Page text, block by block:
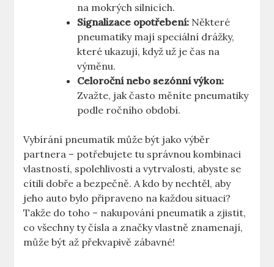
na mokrých silnicích.
Signalizace opotřebení: Některé
pneumatiky mají speciální drážky,
které ukazují, když už je čas na
výměnu.
Celoroční nebo sezónní výkon:
Zvažte, jak často měníte pneumatiky
podle ročního období.
Vybírání pneumatik může být jako výběr
partnera – potřebujete tu správnou kombinaci
vlastností, spolehlivosti a vytrvalosti, abyste se
cítili dobře a bezpečně. A kdo by nechtěl, aby
jeho auto bylo připraveno na každou situaci?
Takže do toho – nakupování pneumatik a zjistit,
co všechny ty čísla a značky vlastně znamenají,
může být až překvapivě zábavné!